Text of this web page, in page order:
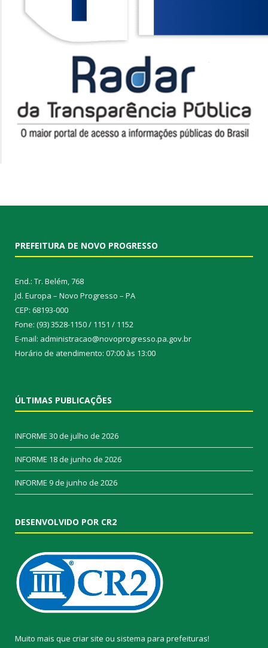
PREFEITURA DE NOVO PROGRESSO
End.: Tr. Belém, 768
Jd. Europa – Novo Progresso – PA
CEP: 68193-000
Fone: (93) 3528-1150 / 1151 / 1152
E-mail: administracao@novoprogresso.pa.gov.br
Horário de atendimento: 07:00 às 13:00
ÚLTIMAS PUBLICAÇÕES
INFORME 30 de julho de 2026
INFORME 18 de junho de 2026
INFORME 9 de junho de 2026
DESENVOLVIDO POR CR2
Muito mais que criar site ou sistema para prefeituras!